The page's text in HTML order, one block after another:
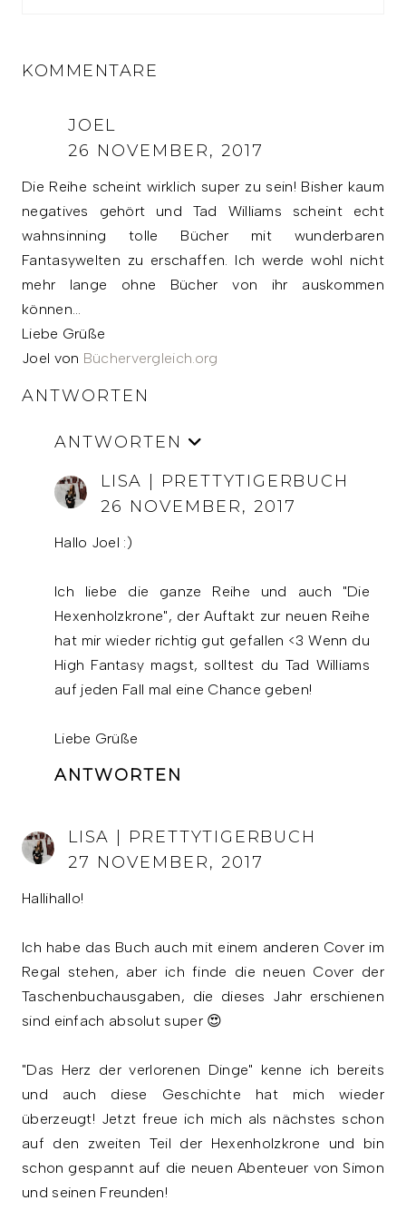
KOMMENTARE
JOEL
26 NOVEMBER, 2017
Die Reihe scheint wirklich super zu sein! Bisher kaum
negatives gehört und Tad Williams scheint echt
wahnsinning tolle Bücher mit wunderbaren
Fantasywelten zu erschaffen. Ich werde wohl nicht
mehr lange ohne Bücher von ihr auskommen
können...
Liebe Grüße
Joel von Büchervergleich.org
ANTWORTEN
ANTWORTEN
LISA | PRETTYTIGERBUCH
26 NOVEMBER, 2017
Hallo Joel :)
Ich liebe die ganze Reihe und auch "Die
Hexenholzkrone", der Auftakt zur neuen Reihe
hat mir wieder richtig gut gefallen <3 Wenn du
High Fantasy magst, solltest du Tad Williams
auf jeden Fall mal eine Chance geben!
Liebe Grüße
ANTWORTEN
LISA | PRETTYTIGERBUCH
27 NOVEMBER, 2017
Hallihallo!
Ich habe das Buch auch mit einem anderen Cover im
Regal stehen, aber ich finde die neuen Cover der
Taschenbuchausgaben, die dieses Jahr erschienen
sind einfach absolut super 😍
"Das Herz der verlorenen Dinge" kenne ich bereits
und auch diese Geschichte hat mich wieder
überzeugt! Jetzt freue ich mich als nächstes schon
auf den zweiten Teil der Hexenholzkrone und bin
schon gespannt auf die neuen Abenteuer von Simon
und seinen Freunden!